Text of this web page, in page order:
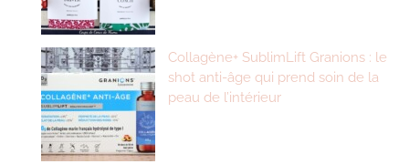
Collagène+ SublimLift Granions : le
shot anti-âge qui prend soin de la
peau de l’intérieur